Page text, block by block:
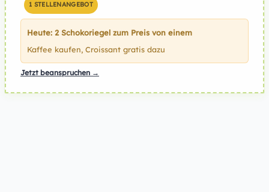
1 STELLENANGEBOT
Heute: 2 Schokoriegel zum Preis von einem
Kaffee kaufen, Croissant gratis dazu
Jetzt beanspruchen →